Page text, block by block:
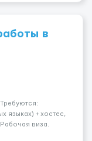
в
языках) + хостеc,
виза.